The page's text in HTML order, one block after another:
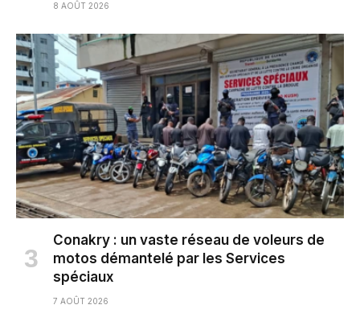
8 AOÛT 2026
Conakry : un vaste réseau de voleurs de
motos démantelé par les Services
spéciaux
7 AOÛT 2026